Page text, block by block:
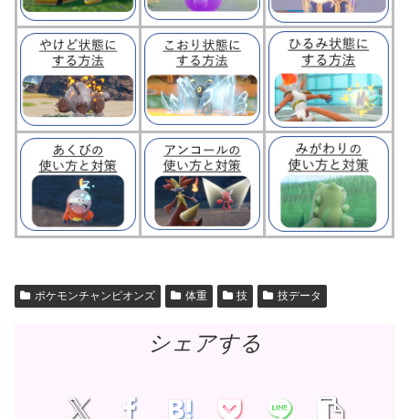
ポケモンチャンピオンズ 体重 技 技データ
シェアする